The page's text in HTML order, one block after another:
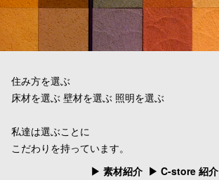
住み方を選ぶ
床材を選ぶ 壁材を選ぶ 照明を選ぶ
私達は選ぶことに
こだわりを持っています。
▶︎ 素材紹介 ▶︎ C-store 紹介